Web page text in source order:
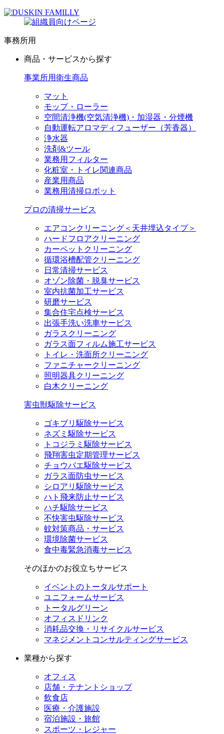
事務所用
商品・サービスから探す
事業所用衛生商品
マット
モップ・ローラー
空間清浄機(空気清浄機)・加湿器・分煙機
自動運転アロマディフューザー（芳香器）
浄水器
洗剤&ツール
業務用フィルター
化粧室・トイレ関連商品
産業用商品
業務用清掃ロボット
プロの清掃サービス
エアコンクリーニング＜天井埋込タイプ＞
ハードフロアクリーニング
カーペットクリーニング
循環浴槽配管クリーニング
日常清掃サービス
オゾン除菌・脱臭サービス
室内抗菌加工サービス
研磨サービス
集合住宅点検サービス
出張手洗い洗車サービス
ガラスクリーニング
ガラス面フィルム施工サービス
トイレ・洗面所クリーニング
ファニチャークリーニング
照明器具クリーニング
白木クリーニング
害虫獣駆除サービス
ゴキブリ駆除サービス
ネズミ駆除サービス
トコジラミ駆除サービス
飛翔害虫定期管理サービス
チョウバエ駆除サービス
ガラス面防虫サービス
シロアリ駆除サービス
ハト飛来防止サービス
ハチ駆除サービス
不快害虫駆除サービス
蚊対策商品・サービス
環境除菌サービス
食中毒緊急消毒サービス
そのほかのお役立ちサービス
イベントのトータルサポート
ユニフォームサービス
トータルグリーン
オフィスドリンク
消耗品交換・リサイクルサービス
マネジメントコンサルティングサービス
業種から探す
オフィス
店舗・テナントショップ
飲食店
医療・介護施設
宿泊施設・旅館
スポーツ・レジャー